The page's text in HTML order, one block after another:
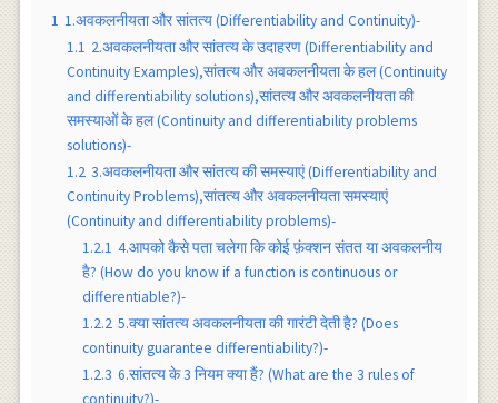
1 1.अवकलनीयता और सांतत्य (Differentiability and Continuity)-
1.1 2.अवकलनीयता और सांतत्य के उदाहरण (Differentiability and
Continuity Examples),सांतत्य और अवकलनीयता के हल (Continuity
and differentiability solutions),सांतत्य और अवकलनीयता की
समस्याओं के हल (Continuity and differentiability problems
solutions)-
1.2 3.अवकलनीयता और सांतत्य की समस्याएं (Differentiability and
Continuity Problems),सांतत्य और अवकलनीयता समस्याएं
(Continuity and differentiability problems)-
1.2.1 4.आपको कैसे पता चलेगा कि कोई फ़ंक्शन संतत या अवकलनीय
है? (How do you know if a function is continuous or
differentiable?)-
1.2.2 5.क्या सांतत्य अवकलनीयता की गारंटी देती है? (Does
continuity guarantee differentiability?)-
1.2.3 6.सांतत्य के 3 नियम क्या हैं? (What are the 3 rules of
continuity?)-